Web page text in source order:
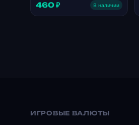
460 ₽ В наличии
ИГРОВЫЕ ВАЛЮТЫ